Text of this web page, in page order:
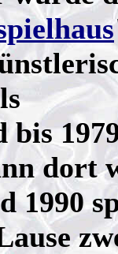
bis
dort
1990